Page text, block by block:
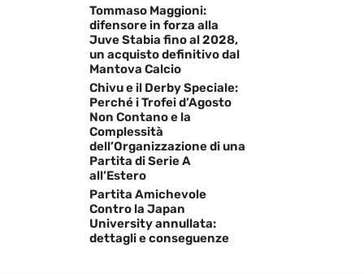
Tommaso Maggioni:
difensore in forza alla
Juve Stabia fino al 2028,
un acquisto definitivo dal
Mantova Calcio
Chivu e il Derby Speciale:
Perché i Trofei d’Agosto
Non Contano e la
Complessità
dell’Organizzazione di una
Partita di Serie A
all’Estero
Partita Amichevole
Contro la Japan
University annullata:
dettagli e conseguenze